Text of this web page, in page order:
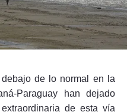
de lo normal en la
Paraguay han dejado
de esta vía